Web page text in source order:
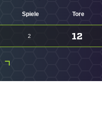
Spiele Tore
2 12